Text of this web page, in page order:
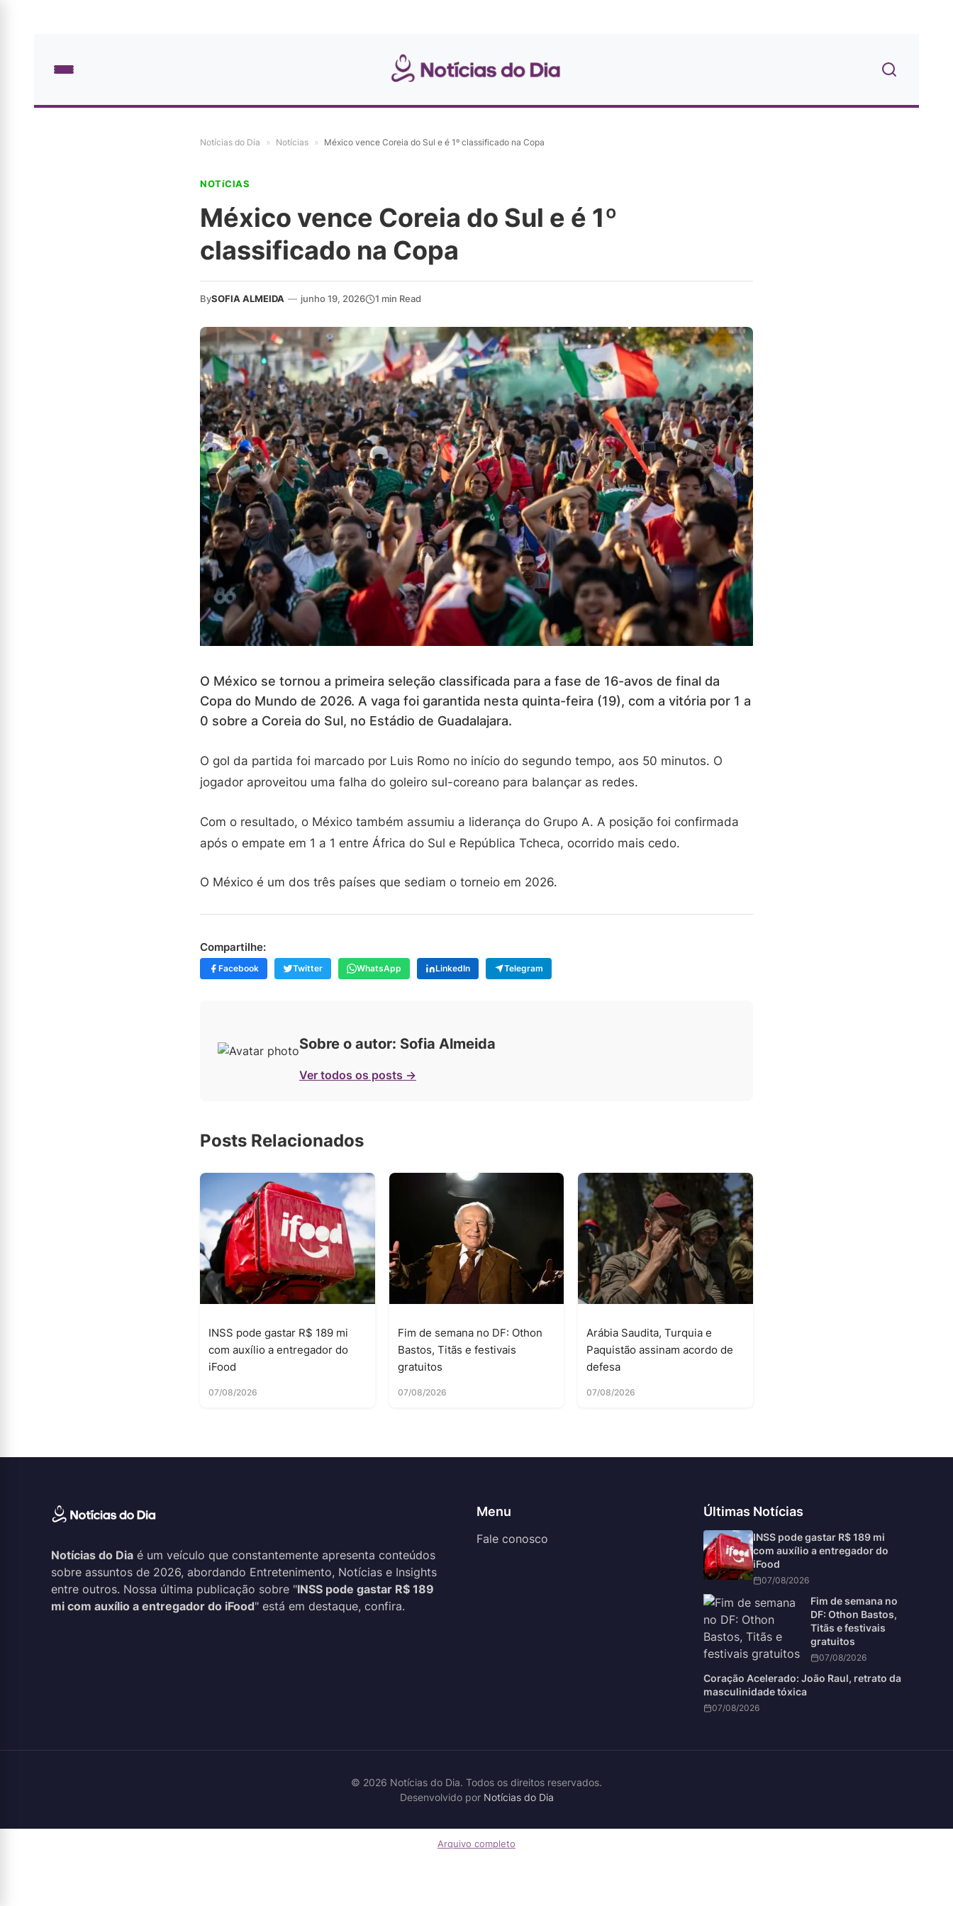
Notícias do Dia » Notícias » México vence Coreia do Sul e é 1º classificado na Copa
NOTíCIAS
México vence Coreia do Sul e é 1º
classificado na Copa
BySOFIA ALMEIDA — junho 19, 2026 1 min Read
O México se tornou a primeira seleção classificada para a fase de 16-avos de final da
Copa do Mundo de 2026. A vaga foi garantida nesta quinta-feira (19), com a vitória por 1 a
0 sobre a Coreia do Sul, no Estádio de Guadalajara.
O gol da partida foi marcado por Luis Romo no início do segundo tempo, aos 50 minutos. O
jogador aproveitou uma falha do goleiro sul-coreano para balançar as redes.
Com o resultado, o México também assumiu a liderança do Grupo A. A posição foi confirmada
após o empate em 1 a 1 entre África do Sul e República Tcheca, ocorrido mais cedo.
O México é um dos três países que sediam o torneio em 2026.
Compartilhe:
Facebook Twitter WhatsApp LinkedIn Telegram
Sobre o autor: Sofia Almeida
Ver todos os posts →
Posts Relacionados
INSS pode gastar R$ 189 mi
com auxílio a entregador do
iFood
07/08/2026
Fim de semana no DF: Othon
Bastos, Titãs e festivais
gratuitos
07/08/2026
Arábia Saudita, Turquia e
Paquistão assinam acordo de
defesa
07/08/2026
Notícias do Dia é um veículo que constantemente apresenta conteúdos
sobre assuntos de 2026, abordando Entretenimento, Notícias e Insights
entre outros. Nossa última publicação sobre "INSS pode gastar R$ 189
mi com auxílio a entregador do iFood" está em destaque, confira.
Menu
Fale conosco
Últimas Notícias
INSS pode gastar R$ 189 mi
com auxílio a entregador do
iFood
07/08/2026
Fim de semana no
DF: Othon Bastos,
Titãs e festivais
gratuitos
07/08/2026
Coração Acelerado: João Raul, retrato da
masculinidade tóxica
07/08/2026
© 2026 Notícias do Dia. Todos os direitos reservados.
Desenvolvido por Notícias do Dia
Arquivo completo